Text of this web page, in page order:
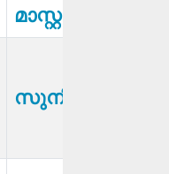
മാസ്റ്റർ
സുനില്‍ കുന്നരു